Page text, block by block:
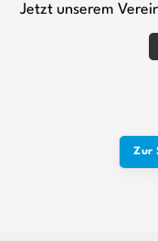
Jetzt unserem
Zur